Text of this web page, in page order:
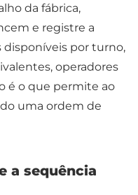
da fábrica,
e registre a
disponíveis por turno,
operadores
é o que permite ao
uma ordem de
a sequência